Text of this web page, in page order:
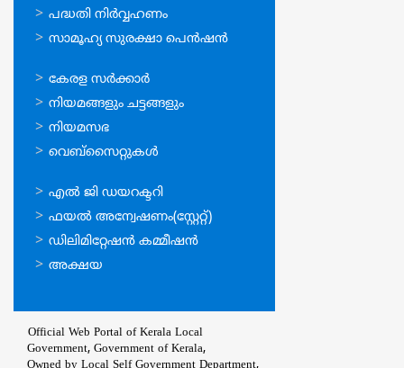
പദ്ധതി നിര്‍വ്വഹണം
സാമൂഹ്യ സുരക്ഷാ പെന്‍ഷന്‍
ഉപയോഗപ്രദമായ
കണ്ണികള്‍
കേരള സര്‍ക്കാര്‍
നിയമങ്ങളും ചട്ടങ്ങളും
നിയമസഭ
വെബ്സൈറ്റുകള്‍
ഉപയോഗപ്രദമായ
കണ്ണികള്‍
എല്‍ ജി ഡയറക്ടറി
ഫയല്‍ അന്വേഷണം(സ്റ്റേറ്റ്)
ഡിലിമിറ്റേഷന്‍ കമ്മീഷന്‍
അക്ഷയ
Official Web Portal of Kerala Local
Government, Government of Kerala,